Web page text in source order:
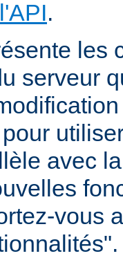
.
les
serveur
avec
vous